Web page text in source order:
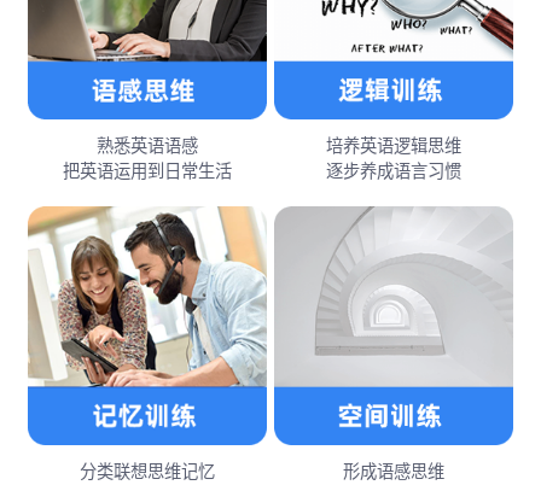
熟悉英语语感
把英语运用到日常生活
培养英语逻辑思维
逐步养成语言习惯
分类联想思维记忆
形成语感思维